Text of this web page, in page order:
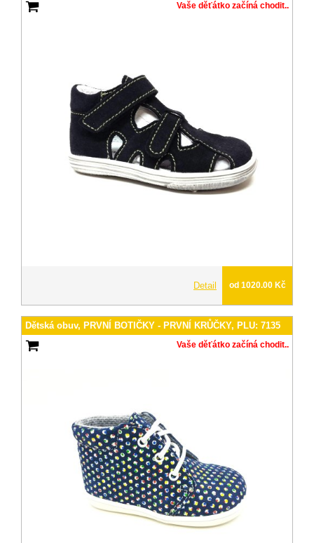
Vaše děťátko začíná chodit..
Detail od 1020.00 Kč
Dětská obuv, PRVNÍ BOTIČKY - PRVNÍ KRŮČKY, PLU: 7135
Vaše děťátko začíná chodit..